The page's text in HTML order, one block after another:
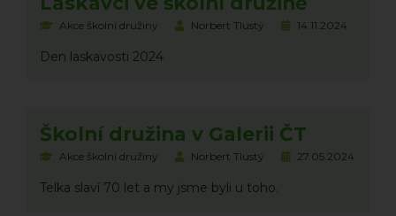
Akce školní družiny Norbert Tlustý 14.11.2024
Den laskavosti 2024
Školní družina v Galerii ČT
Akce školní družiny Norbert Tlustý 27.05.2024
Telka slaví 70 let a my jsme byli u toho.